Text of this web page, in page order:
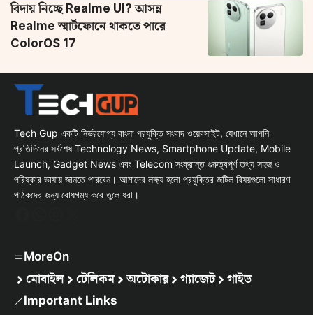
বিদায় নিচ্ছে Realme UI? আসন্ন
Realme স্মার্টফোনে থাকতে পারে
ColorOS 17
Tech Gup একটি নির্ভরযোগ্য বাংলা প্রযুক্তি সংবাদ ওয়েবসাইট, যেখানে আপনি
প্রতিদিনের সর্বশেষ Technology News, Smartphone Update, Mobile
Launch, Gadget News এবং Telecom সংক্রান্ত গুরুত্বপূর্ণ তথ্য সহজ ও
পরিষ্কার ভাষায় জানতে পারবেন। আমাদের লক্ষ্য হলো প্রযুক্তির জটিল বিষয়গুলো সাধারণ
পাঠকদের জন্য বোধগম্য করে তুলে ধরা।
MoreOn
মোবাইল টেলিকম অটোকার গ্যাজেট গাইড
Important Links